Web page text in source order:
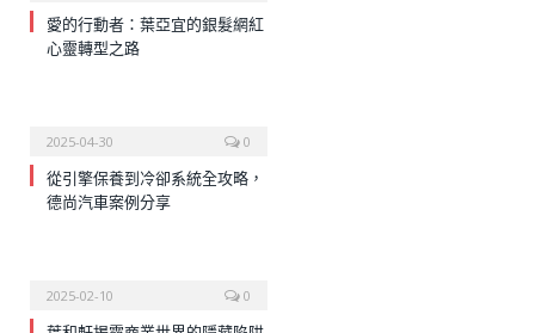
愛的行動者：葉亞宜的銀髮網紅
心靈轉型之路
2025-04-30 0
從引擎保養到冷卻系統全攻略，
德尚汽車案例分享
2025-02-10 0